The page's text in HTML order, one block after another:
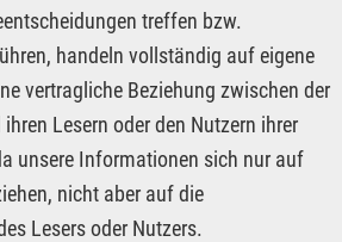
treffen bzw.
handeln vollständig auf eigene
vertragliche Beziehung zwischen der
Lesern oder den Nutzern ihrer
unsere Informationen sich nur auf
nicht aber auf die
Lesers oder Nutzers.